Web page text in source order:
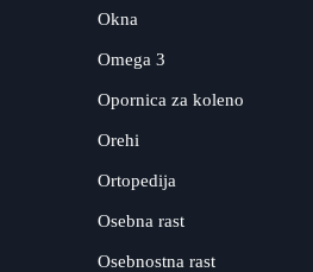
Okna
Omega 3
Opornica za koleno
Orehi
Ortopedija
Osebna rast
Osebnostna rast